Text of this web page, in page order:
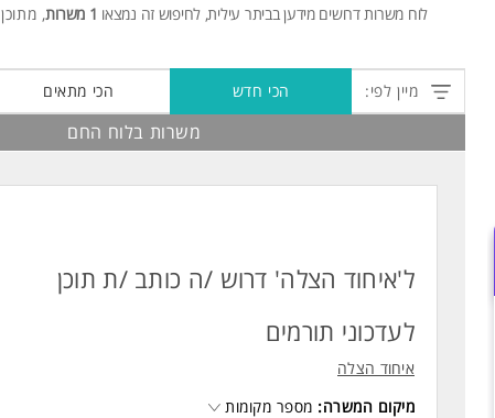
לוח משרותדרושים מידען בביתר עילית, לחיפוש זה נמצאו 1 משרות , מתוכן 1 בלוח החם חינם!
מיין לפי: הכי חדש הכי מתאים
משרות בלוח החם
ל'איחוד הצלה' דרוש /ה כותב /ת תוכן
לעדכוני תורמים
איחוד הצלה
מיקום המשרה: מספר מקומות